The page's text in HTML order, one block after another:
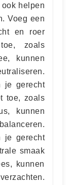
helpen
Voeg een
en roer
zoals
kunnen
je gerecht
toe, zoals
kunnen
je gerecht
smaak
kunnen